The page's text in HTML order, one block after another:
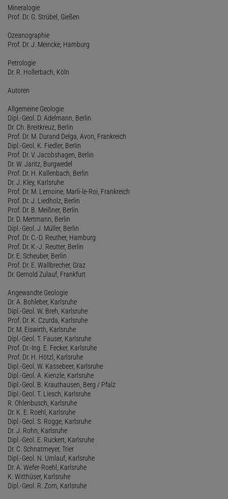
Mineralogie
Prof. Dr. G. Strübel, Gießen
Ozeanographie
Prof. Dr. J. Meincke, Hamburg
Petrologie
Dr. R. Hollerbach, Köln
Autoren
Allgemeine Geologie
Dipl.-Geol. D. Adelmann, Berlin
Dr. Ch. Breitkreuz, Berlin
Prof. Dr. M. Durand Delga, Avon, Frankreich
Dipl.-Geol. K. Fiedler, Berlin
Prof. Dr. V. Jacobshagen, Berlin
Dr. W. Jaritz, Burgwedel
Prof. Dr. H. Kallenbach, Berlin
Dr. J. Kley, Karlsruhe
Prof. Dr. M. Lemoine, Marli-le-Roi, Frankreich
Prof. Dr. J. Liedholz, Berlin
Prof. Dr. B. Meißner, Berlin
Dr. D. Mertmann, Berlin
Dipl.-Geol. J. Müller, Berlin
Prof. Dr. C.-D. Reuther, Hamburg
Prof. Dr. K.-J. Reutter, Berlin
Dr. E. Scheuber, Berlin
Prof. Dr. E. Wallbrecher, Graz
Dr. Gernold Zulauf, Frankfurt
Angewandte Geologie
Dr. A. Bohleber, Karlsruhe
Dipl.-Geol. W. Breh, Karlsruhe
Prof. Dr. K. Czurda, Karlsruhe
Dr. M. Eiswirth, Karlsruhe
Dipl.-Geol. T. Fauser, Karlsruhe
Prof. Dr.-Ing. E. Fecker, Karlsruhe
Prof. Dr. H. Hötzl, Karlsruhe
Dipl.-Geol. W. Kassebeer, Karlsruhe
Dipl.-Geol. A. Kienzle, Karlsruhe
Dipl.-Geol. B. Krauthausen, Berg / Pfalz
Dipl.-Geol. T. Liesch, Karlsruhe
R. Ohlenbusch, Karlsruhe
Dr. K. E. Roehl, Karlsruhe
Dipl.-Geol. S. Rogge, Karlsruhe
Dr. J. Rohn, Karlsruhe
Dipl.-Geol. E. Ruckert, Karlsruhe
Dr. C. Schnatmeyer, Trier
Dipl.-Geol. N. Umlauf, Karlsruhe
Dr. A. Wefer-Roehl, Karlsruhe
K. Witthüser, Karlsruhe
Dipl.-Geol. R. Zorn, Karlsruhe